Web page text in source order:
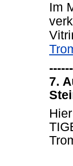
Im
7.